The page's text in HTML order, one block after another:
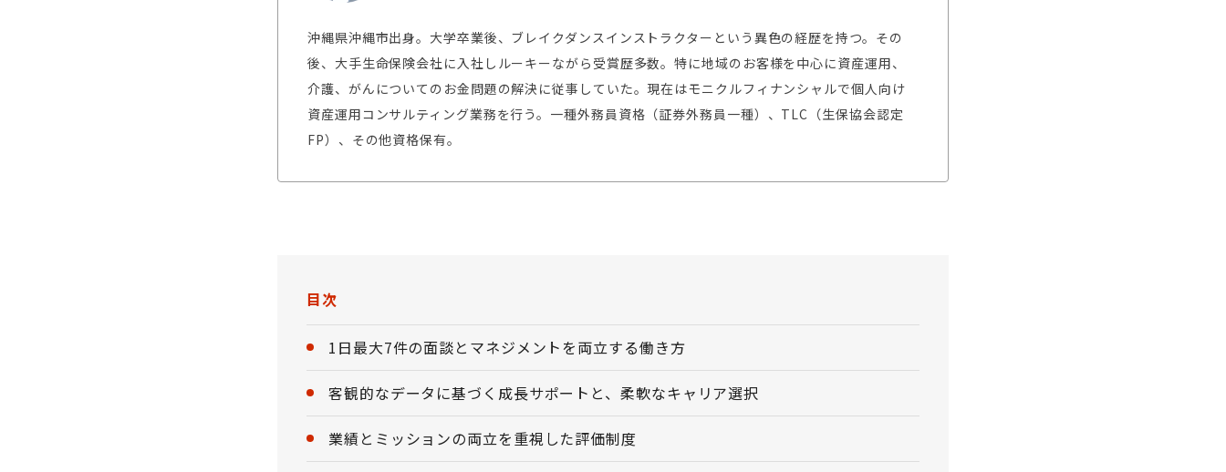
沖縄県沖縄市出身。大学卒業後、ブレイクダンスインストラクターという異色の経歴を持つ。その
後、大手生命保険会社に入社しルーキーながら受賞歴多数。特に地域のお客様を中心に資産運用、
介護、がんについてのお金問題の解決に従事していた。現在はモニクルフィナンシャルで個人向け
資産運用コンサルティング業務を行う。一種外務員資格（証券外務員一種）、TLC（生保協会認定
FP）、その他資格保有。
目次
1日最大7件の面談とマネジメントを両立する働き方
客観的なデータに基づく成長サポートと、柔軟なキャリア選択
業績とミッションの両立を重視した評価制度